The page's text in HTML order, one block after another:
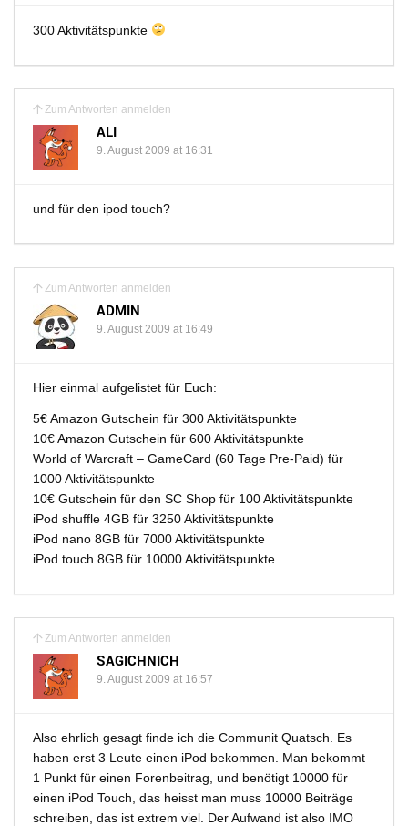
300 Aktivitätspunkte
Zum Antworten anmelden
ALI
9. August 2009 at 16:31
und für den ipod touch?
Zum Antworten anmelden
ADMIN
9. August 2009 at 16:49
Hier einmal aufgelistet für Euch:
5€ Amazon Gutschein für 300 Aktivitätspunkte
10€ Amazon Gutschein für 600 Aktivitätspunkte
World of Warcraft – GameCard (60 Tage Pre-Paid) für
1000 Aktivitätspunkte
10€ Gutschein für den SC Shop für 100 Aktivitätspunkte
iPod shuffle 4GB für 3250 Aktivitätspunkte
iPod nano 8GB für 7000 Aktivitätspunkte
iPod touch 8GB für 10000 Aktivitätspunkte
Zum Antworten anmelden
SAGICHNICH
9. August 2009 at 16:57
Also ehrlich gesagt finde ich die Communit Quatsch. Es
haben erst 3 Leute einen iPod bekommen. Man bekommt
1 Punkt für einen Forenbeitrag, und benötigt 10000 für
einen iPod Touch, das heisst man muss 10000 Beiträge
schreiben, das ist extrem viel. Der Aufwand ist also IMO